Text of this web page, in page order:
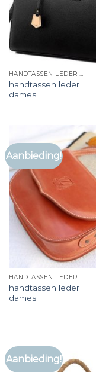
HANDTASSEN LEDER DAMES
handtassen leder
dames
Aanbieding!
HANDTASSEN LEDER DAMES
handtassen leder
dames
Aanbieding!